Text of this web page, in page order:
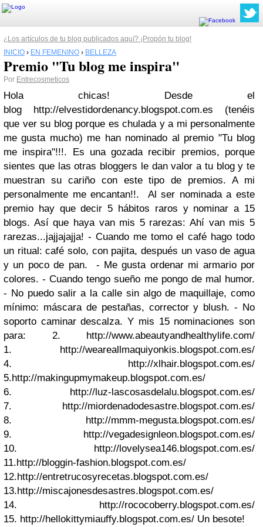
¿Los artículos de tu blog publicados aquí? ¡Propón tu blog!
INICIO › EN FEMENINO › BELLEZA
Premio "Tu blog me inspira"
Por Entrecosmeticos
Hola chicas! Desde el
blog http://elvestidordenancy.blogspot.com.es (tenéis
que ver su blog porque es chulada y a mi personalmente
me gusta mucho) me han nominado al premio "Tu blog
me inspira"!!!. Es una gozada recibir premios, porque
sientes que las otras bloggers le dan valor a tu blog y te
muestran su cariño con este tipo de premios. A mi
personalmente me encantan!!. Al ser nominada a este
premio hay que decir 5 hábitos raros y nominar a 15
blogs. Así que haya van mis 5 rarezas: Ahí van mis 5
rarezas...jajjajajja! - Cuando me tomo el café hago todo
un ritual: café solo, con pajita, después un vaso de agua
y un poco de pan. - Me gusta ordenar mi armario por
colores. - Cuando tengo sueño me pongo de mal humor.
- No puedo salir a la calle sin algo de maquillaje, como
mínimo: máscara de pestañas, corrector y blush. - No
soporto caminar descalza. Y mis 15 nominaciones son
para: 2. http://www.abeautyandhealthylife.com/
1. http://weareallmaquiyonkis.blogspot.com.es/
4. http://xlhair.blogspot.com.es/
5.http://makingupmymakeup.blogspot.com.es/
6. http://luz-lascosasdelalu.blogspot.com.es/
7. http://miordenadodesastre.blogspot.com.es/
8. http://mmm-megusta.blogspot.com.es/
9. http://vegadesignleon.blogspot.com.es/
10. http://lovelysea146.blogspot.com.es/
11.http://bloggin-fashion.blogspot.com.es/
12.http://entretrucosyrecetas.blogspot.com.es/
13.http://miscajonesdesastres.blogspot.com.es/
14. http://rococoberry.blogspot.com.es/
15. http://hellokittymiauffy.blogspot.com.es/ Un besote!